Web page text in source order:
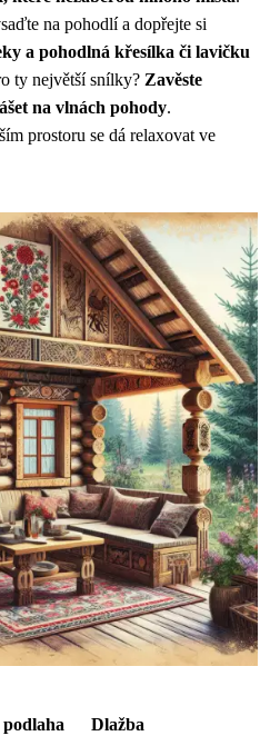
na pohodlí a dopřejte si
a pohodlná křesílka či lavičku
ty největší snílky? Zavěste
na vlnách pohody.
prostoru se dá relaxovat ve
Dlažba